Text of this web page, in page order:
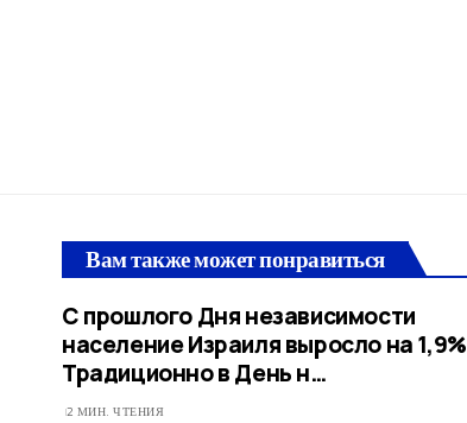
Вам также может понравиться
С прошлого Дня независимости
население Израиля выросло на 1,9%
Традиционно в День н…
2 МИН. ЧТЕНИЯ